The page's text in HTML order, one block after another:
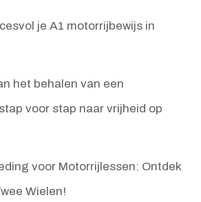
je A1 motorrijbewijs in
het behalen van een
voor stap naar vrijheid op
voor Motorrijlessen: Ontdek
Wielen!